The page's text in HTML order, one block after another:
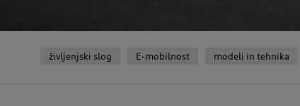
življenjski slog E-mobilnost modeli in tehnika